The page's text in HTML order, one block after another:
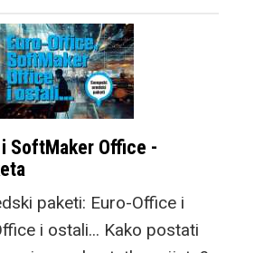
SoftMaker Office -
paketi: Euro-Office i
i ostali... Kako postati